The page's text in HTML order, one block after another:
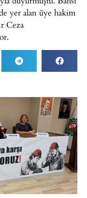
yer alan üye hakim
Ceza